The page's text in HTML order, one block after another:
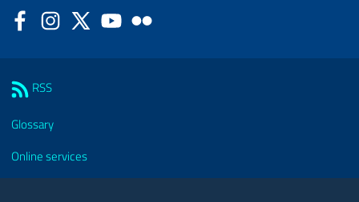
FacebookInstagram
Twitter YouTube
RSS
Glossary
Online services